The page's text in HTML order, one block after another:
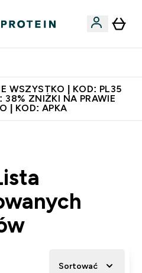
WSZYSTKO | KOD: PL35
38% ZNIŻKI NA PRAWIE
| KOD: APKA
Sortować